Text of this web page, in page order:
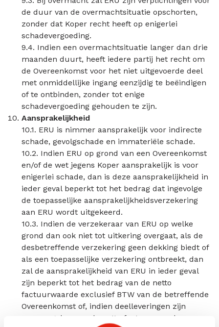
de duur van de overmachtsituatie opschorten,
zonder dat Koper recht heeft op enigerlei
schadevergoeding.
9.4. Indien een overmachtsituatie langer dan drie
maanden duurt, heeft iedere partij het recht om
de Overeenkomst voor het niet uitgevoerde deel
met onmiddellijke ingang eenzijdig te beëindigen
of te ontbinden, zonder tot enige
schadevergoeding gehouden te zijn.
Aansprakelijkheid
10.1. ERU is nimmer aansprakelijk voor indirecte
schade, gevolgschade en immateriële schade.
10.2. Indien ERU op grond van een Overeenkomst
en/of de wet jegens Koper aansprakelijk is voor
enigerlei schade, dan is deze aansprakelijkheid in
ieder geval beperkt tot het bedrag dat ingevolge
de toepasselijke aansprakelijkheidsverzekering
aan ERU wordt uitgekeerd.
10.3. Indien de verzekeraar van ERU op welke
grond dan ook niet tot uitkering overgaat, als de
desbetreffende verzekering geen dekking biedt of
als een toepasselijke verzekering ontbreekt, dan
zal de aansprakelijkheid van ERU in ieder geval
zijn beperkt tot het bedrag van de netto
factuurwaarde exclusief BTW van de betreffende
Overeenkomst of, indien deelleveringen zijn
overeengekomen, de netto factuurwaarde